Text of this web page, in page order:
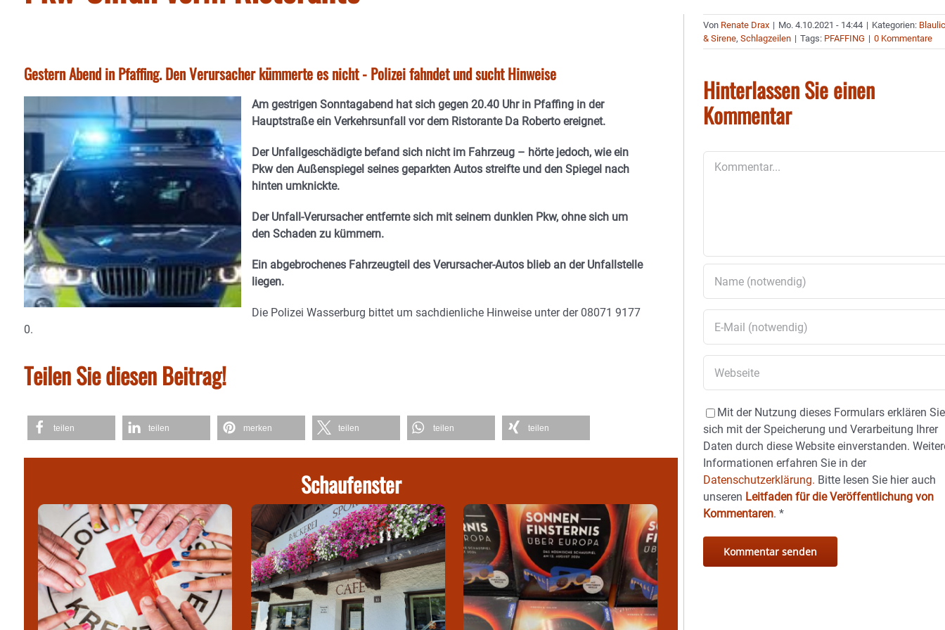
Gestern Abend in Pfaffing. Den Verursacher kümmerte es nicht - Polizei fahndet und sucht Hinweise
Am gestrigen Sonntagabend hat sich gegen 20.40 Uhr in Pfaffing in der
Hauptstraße ein Verkehrsunfall vor dem Ristorante Da Roberto ereignet.
Der Unfallgeschädigte befand sich nicht im Fahrzeug – hörte jedoch, wie ein
Pkw den Außenspiegel seines geparkten Autos streifte und den Spiegel nach
hinten umknickte.
Der Unfall-Verursacher entfernte sich mit seinem dunklen Pkw, ohne sich um
den Schaden zu kümmern.
Ein abgebrochenes Fahrzeugteil des Verursacher-Autos blieb an der Unfallstelle
liegen.
Die Polizei Wasserburg bittet um sachdienliche Hinweise unter der 08071 9177
0.
Teilen Sie diesen Beitrag!
teilen teilen merken teilen teilen teilen
Schaufenster
Von Renate Drax | Mo. 4.10.2021 - 14:44 | Kategorien:
& Sirene,Schlagzeilen | Tags: PFAFFING | 0 Kommentare
Hinterlassen Sie einen
Kommentar
Mit der Nutzung dieses Formulars erklären Sie
sich mit der Speicherung und Verarbeitung Ihrer
Daten durch diese Website einverstanden.
Informationen erfahren Sie in der
Datenschutzerklärung. Bitte lesen Sie hier auch
unseren Leitfaden für die Veröffentlichung von
Kommentaren.*